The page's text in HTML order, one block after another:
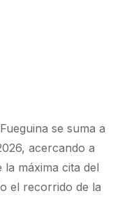
se suma a
acercando a
máxima cita del
el recorrido de la